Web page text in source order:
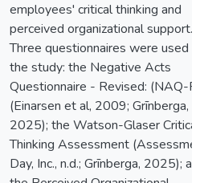
employees' critical thinking and
perceived organizational support.
Three questionnaires were used
the study: the Negative Acts
Questionnaire - Revised: (NAQ-R),
(Einarsen et al, 2009; Grīnberga,
2025); the Watson-Glaser Critical
Thinking Assessment
Day, Inc., n.d.; Grīnberga, 2025);